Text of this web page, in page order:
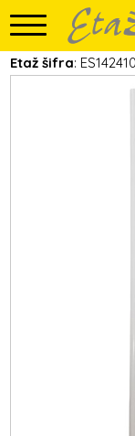
Etaž šifra: ES142410